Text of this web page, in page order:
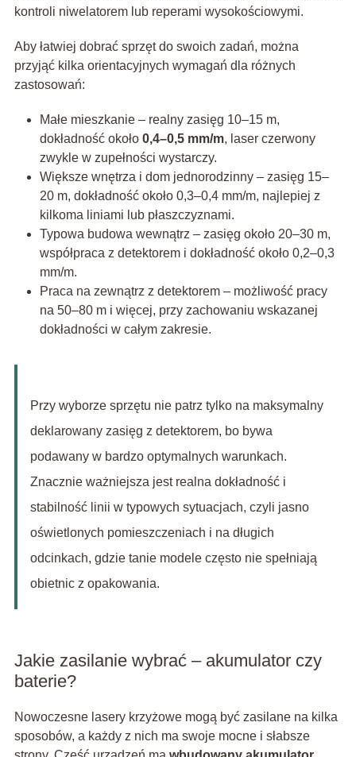
kontroli niwelatorem lub reperami wysokościowymi.
Aby łatwiej dobrać sprzęt do swoich zadań, można
przyjąć kilka orientacyjnych wymagań dla różnych
zastosowań:
Małe mieszkanie – realny zasięg 10–15 m,
dokładność około 0,4–0,5 mm/m, laser czerwony
zwykle w zupełności wystarczy.
Większe wnętrza i dom jednorodzinny – zasięg 15–
20 m, dokładność około 0,3–0,4 mm/m, najlepiej z
kilkoma liniami lub płaszczyznami.
Typowa budowa wewnątrz – zasięg około 20–30 m,
współpraca z detektorem i dokładność około 0,2–0,3
mm/m.
Praca na zewnątrz z detektorem – możliwość pracy
na 50–80 m i więcej, przy zachowaniu wskazanej
dokładności w całym zakresie.
Przy wyborze sprzętu nie patrz tylko na maksymalny
deklarowany zasięg z detektorem, bo bywa
podawany w bardzo optymalnych warunkach.
Znacznie ważniejsza jest realna dokładność i
stabilność linii w typowych sytuacjach, czyli jasno
oświetlonych pomieszczeniach i na długich
odcinkach, gdzie tanie modele często nie spełniają
obietnic z opakowania.
Jakie zasilanie wybrać – akumulator czy
baterie?
Nowoczesne lasery krzyżowe mogą być zasilane na kilka
sposobów, a każdy z nich ma swoje mocne i słabsze